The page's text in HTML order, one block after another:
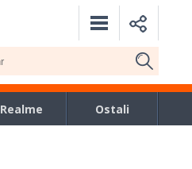
Realme Ostali